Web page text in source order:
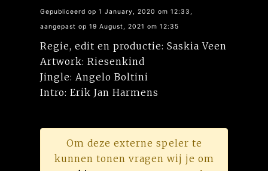
Gepubliceerd op 1 January, 2020 om 12:33,
aangepast op 19 August, 2021 om 12:35
Regie, edit en productie: Saskia Veen
Artwork: Riesenkind
Jingle: Angelo Boltini
Intro: Erik Jan Harmens
Om deze externe speler te
kunnen tonen vragen wij je om